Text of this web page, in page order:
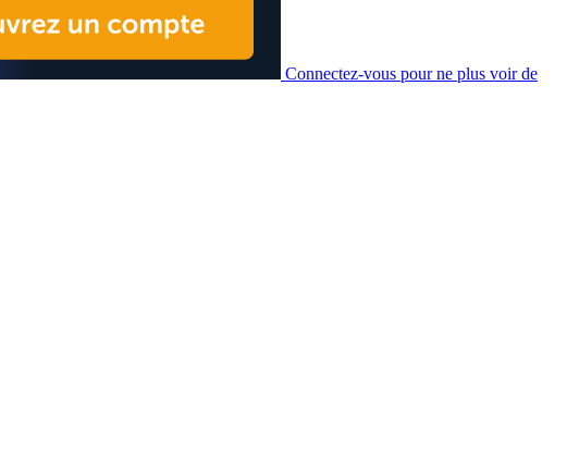
Connectez-vous pour ne plus voir de